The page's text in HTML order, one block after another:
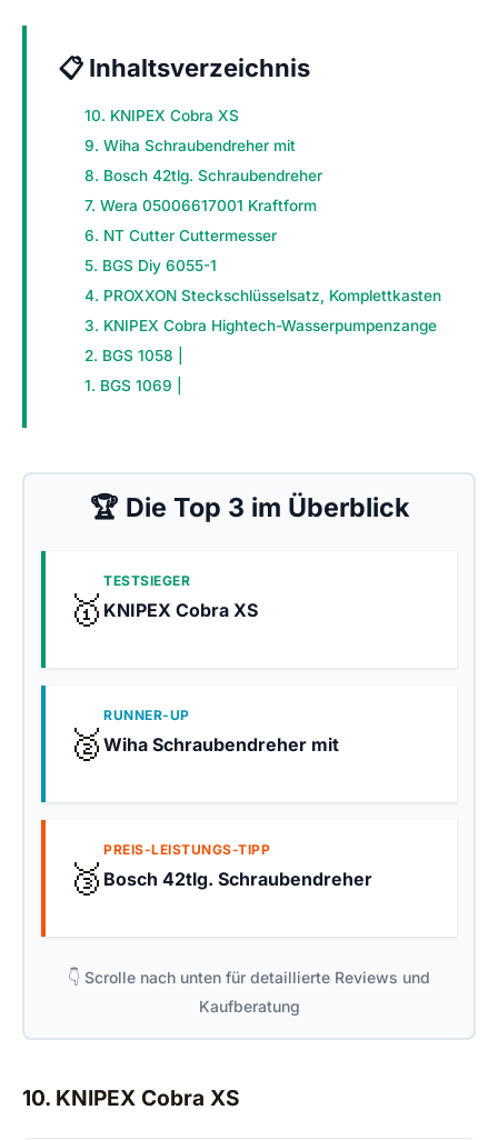
📋 Inhaltsverzeichnis
10. KNIPEX Cobra XS
9. Wiha Schraubendreher mit
8. Bosch 42tlg. Schraubendreher
7. Wera 05006617001 Kraftform
6. NT Cutter Cuttermesser
5. BGS Diy 6055-1
4. PROXXON Steckschlüsselsatz, Komplettkasten
3. KNIPEX Cobra Hightech-Wasserpumpenzange
2. BGS 1058 |
1. BGS 1069 |
🏆 Die Top 3 im Überblick
🥇
TESTSIEGER
KNIPEX Cobra XS
🥈
RUNNER-UP
Wiha Schraubendreher mit
🥉
PREIS-LEISTUNGS-TIPP
Bosch 42tlg. Schraubendreher
👇 Scrolle nach unten für detaillierte Reviews und
Kaufberatung
10. KNIPEX Cobra XS